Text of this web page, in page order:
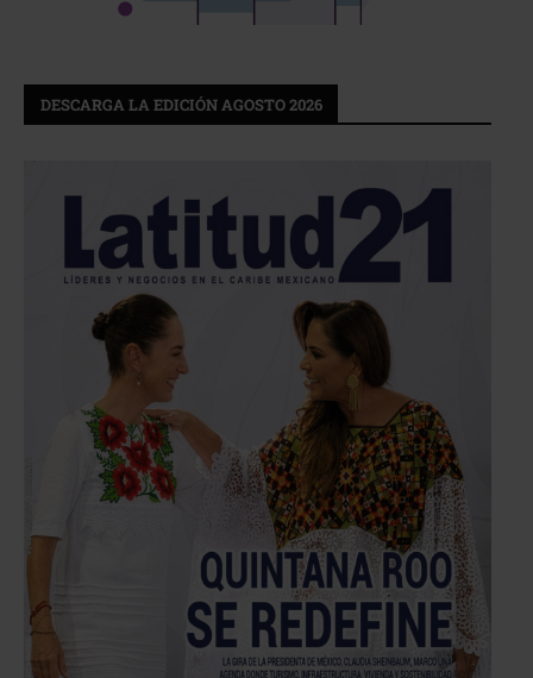
DESCARGA LA EDICIÓN AGOSTO 2026